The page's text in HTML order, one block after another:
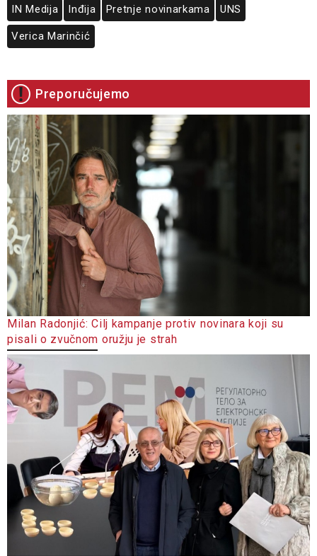
IN Medija Inđija Pretnje novinarkama UNS
Verica Marinčić
Preporučujemo
Milan Radonjić: Cilj kampanje protiv novinara koji su
pisali o zvučnom oružju je strah